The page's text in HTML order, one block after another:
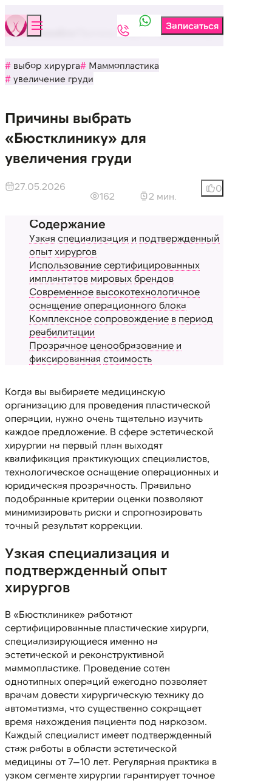
Бюстклиника Причины выбрать «Бюстклинику» для
выбор хирурга
Маммопластика
увеличение груди
Причины выбрать
«Бюстклинику» для
увеличения груди
27.05.2026
162
2 мин.
0
Узкая специализация и подтвержденный
опыт хирургов
Использование сертифицированных
имплантатов мировых брендов
Современное высокотехнологичное
оснащение операционного блока
Комплексное сопровождение в период
реабилитации
Прозрачное ценообразование и
фиксированная стоимость
Когда вы выбираете медицинскую
организацию для проведения пластической
операции, нужно очень тщательно изучить
каждое предложение. В сфере эстетической
хирургии на первый план выходят
квалификация практикующих специалистов,
технологическое оснащение операционных и
юридическая прозрачность. Правильно
подобранные критерии оценки позволяют
минимизировать риски и спрогнозировать
точный результат коррекции.
Узкая специализация и
подтвержденный опыт
хирургов
В «Бюстклинике» работают
сертифицированные пластические хирурги,
специализирующиеся именно на
эстетической и реконструктивной
маммопластике. Проведение сотен
однотипных операций ежегодно позволяет
врачам довести хирургическую технику до
автоматизма, что существенно сокращает
время нахождения пациента под наркозом.
Каждый специалист имеет подтвержденный
стаж работы в области эстетической
медицины от 7—10 лет. Регулярная практика в
узком сегменте хирургии гарантирует точное